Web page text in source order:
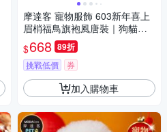
摩達客 寵物服飾 603新年喜上
眉梢福鳥旗袍風唐裝｜狗貓春
節拜年寵物衣 尺寸可選
$668 89折
挑戰低價 券
加入購物車